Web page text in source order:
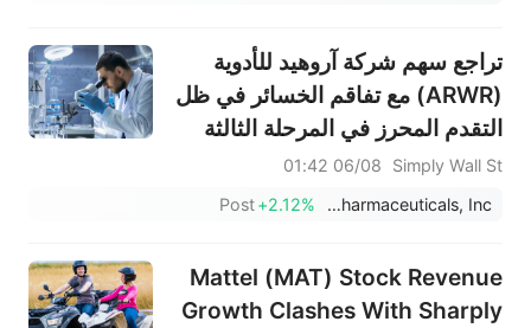
تراجع سهم شركة آروهيد للأدوية
(ARWR) مع تفاقم الخسائر في ظل
التقدم المحرز في المرحلة الثالثة
من التجارب السريرية.
Simply Wall St
06/08 01:42
Arrowhead Pharmaceuticals, Inc.
+2.12%
Post
Mattel (MAT) Stock Revenue
Growth Clashes With Sharply